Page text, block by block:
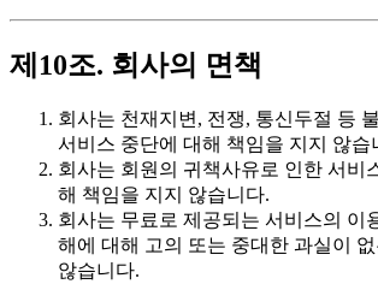
제10조. 회사의 면책
회사는 천재지변, 전쟁, 통신두절 등
서비스 중단에 대해 책임을 지지 않습
회사는 회원의 귀책사유로 인한 서비
해 책임을 지지 않습니다.
회사는 무료로 제공되는 서비스의 이
해에 대해 고의 또는 중대한 과실이 없
않습니다.